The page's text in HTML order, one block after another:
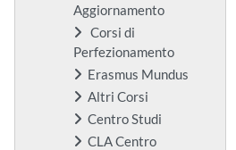
Aggiornamento
Corsi di
Perfezionamento
Erasmus Mundus
Altri Corsi
Centro Studi
CLA Centro